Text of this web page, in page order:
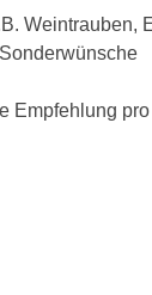
Weintrauben,
Empfehlung